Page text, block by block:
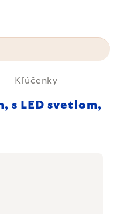
Kľúčenky
s LED svetlom,